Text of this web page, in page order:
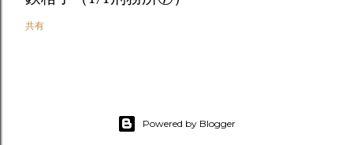
共有
Powered by Blogger